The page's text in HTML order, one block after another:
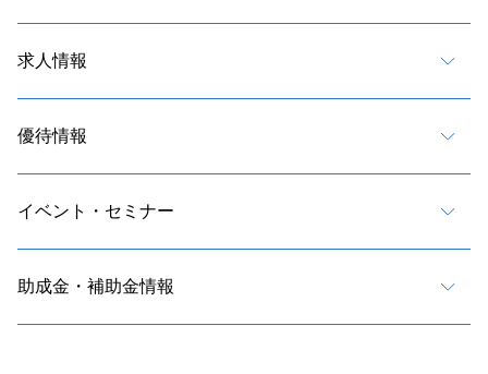
求人情報
優待情報
イベント・セミナー
助成金・補助金情報